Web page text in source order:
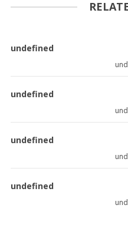
undefined
undefined
undefined
undefined